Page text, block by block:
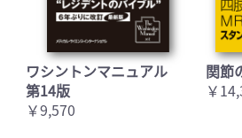
ワシントンマニュアル
第14版
￥9,570
関節
￥